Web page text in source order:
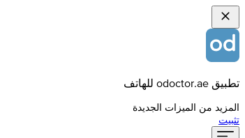
تطبيق odoctor.ae للهاتف
المزيد من الميزات الجديدة
تثبيت